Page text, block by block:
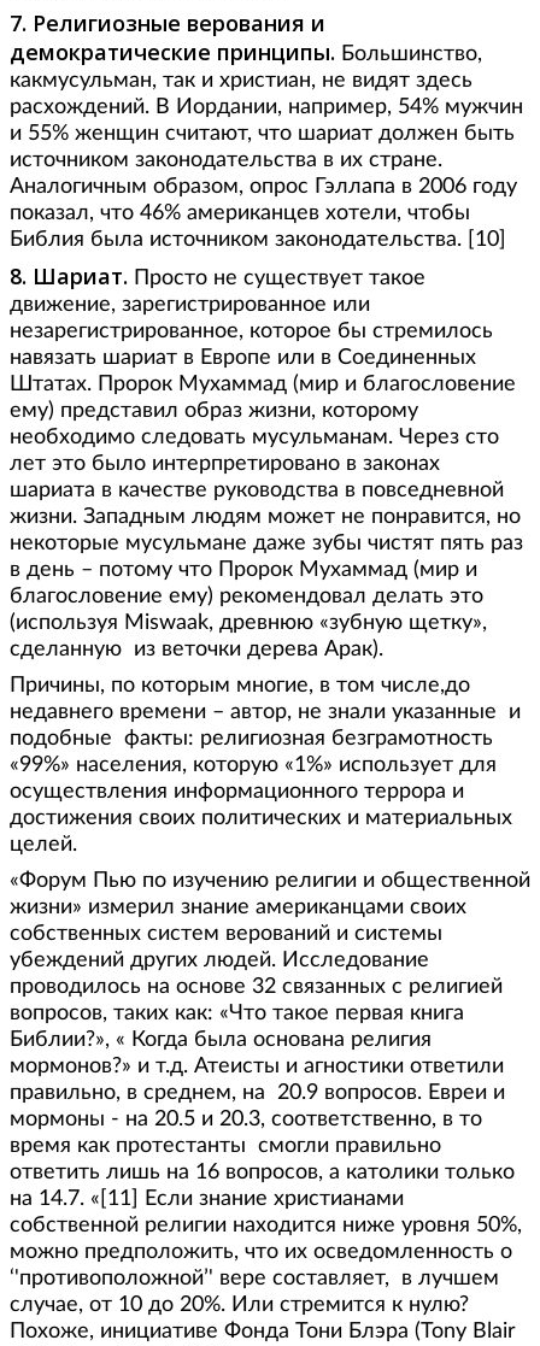
7. Религиозные верования и
демократические принципы. Большинство,
какмусульман, так и христиан, не видят здесь
расхождений. В Иордании, например, 54% мужчин
и 55% женщин считают, что шариат должен быть
источником законодательства в их стране.
Аналогичным образом, опрос Гэллапа в 2006 году
показал, что 46% американцев хотели, чтобы
Библия была источником законодательства. [10]
8. Шариат. Просто не существует такое
движение, зарегистрированное или
незарегистрированное, которое бы стремилось
навязать шариат в Европе или в Соединенных
Штатах. Пророк Мухаммад (мир и благословение
ему) представил образ жизни, которому
необходимо следовать мусульманам. Через сто
лет это было интерпретировано в законах
шариата в качестве руководства в повседневной
жизни. Западным людям может не понравится, но
некоторые мусульмане даже зубы чистят пять раз
в день – потому что Пророк Мухаммад (мир и
благословение ему) рекомендовал делать это
(используя Miswaak, древнюю «зубную щетку»,
сделанную из веточки дерева Арак).
Причины, по которым многие, в том числе,до
недавнего времени – автор, не знали указанные и
подобные факты: религиозная безграмотность
«99%» населения, которую «1%» использует для
осуществления информационного террора и
достижения своих политических и материальных
целей.
«Форум Пью по изучению религии и общественной
жизни» измерил знание американцами своих
собственных систем верований и системы
убеждений других людей. Исследование
проводилось на основе 32 связанных с религией
вопросов, таких как: «Что такое первая книга
Библии?», « Когда была основана религия
мормонов?» и т.д. Атеисты и агностики ответили
правильно, в среднем, на 20.9 вопросов. Евреи и
мормоны - на 20.5 и 20.3, соответственно, в то
время как протестанты смогли правильно
ответить лишь на 16 вопросов, а католики только
на 14.7. «[11] Если знание христианами
собственной религии находится ниже уровня 50%,
можно предположить, что их осведомленность о
‘'противоположной’' вере составляет, в лучшем
случае, от 10 до 20%. Или стремится к нулю?
Похоже, инициативе Фонда Тони Блэра (Tony Blair